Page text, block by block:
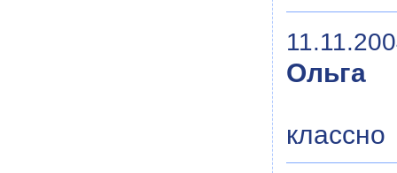
Ольга
классно